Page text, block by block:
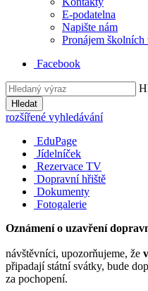
E-podatelna
Napište nám
Pronájem školních
Facebook
Hledat
rozšířené vyhledávání
EduPage
Jídelníček
Rezervace TV
Dopravní hřiště
Dokumenty
Fotogalerie
Oznámení o
návštěvníci, upozorňujeme, že
připadají státní svátky, bude
za pochopení.